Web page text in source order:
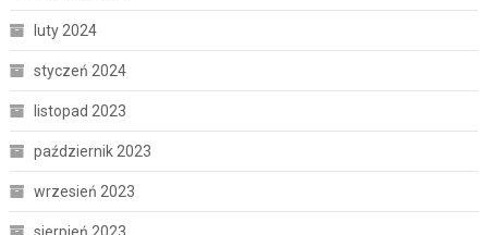
luty 2024
styczeń 2024
listopad 2023
październik 2023
wrzesień 2023
sierpień 2023